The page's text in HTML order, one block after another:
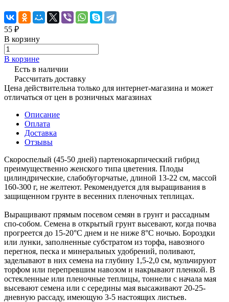
55 ₽
В корзину
В корзине
Есть в наличии
Рассчитать доставку
Цена действительна только для интернет-магазина и может
отличаться от цен в розничных магазинах
Описание
Оплата
Доставка
Отзывы
Скороспелый (45-50 дней) партенокарпический гибрид
преимущественно женского типа цветения. Плоды
цилиндрические, слабобугорчатые, длиной 13-22 см, массой
160-300 г, не желтеют. Рекомендуется для выращивания в
защищенном грунте в весенних пленочных теплицах.
Выращивают прямым посевом семян в грунт и рассадным
спо-собом. Семена в открытый грунт высевают, когда почва
прогреется до 15-20°С днем и не ниже 8°С ночью. Бороздки
или лунки, заполненные субстратом из торфа, навозного
перегноя, песка и минеральных удобрений, поливают,
заделывают в них семена на глубину 1,5-2,0 см, мульчируют
торфом или перепревшим навозом и накрывают пленкой. В
остекленные или пленочные теплицы, тоннели с начала мая
высевают семена или с середины мая высаживают 20-25-
дневную рассаду, имеющую 3-5 настоящих листьев.